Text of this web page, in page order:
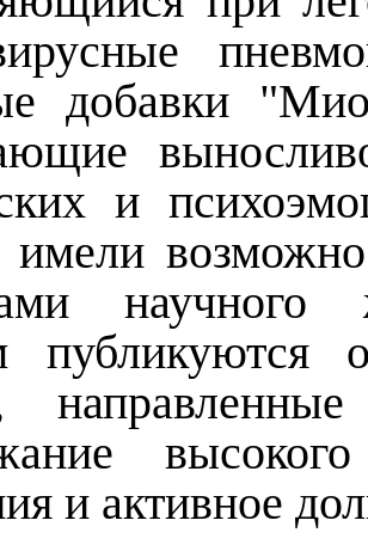
добавки
и
публикуются
и активное